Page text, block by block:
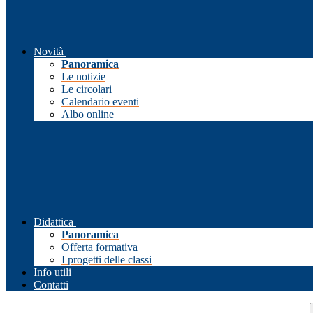
Novità
Panoramica
Le notizie
Le circolari
Calendario eventi
Albo online
Didattica
Panoramica
Offerta formativa
I progetti delle classi
Info utili
Contatti